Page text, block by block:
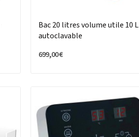
Bac 20 litres volume utile 10 L
autoclavable
699,00 €